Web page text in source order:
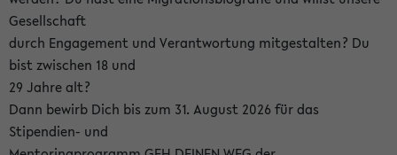
Gesellschaft
durch Engagement und Verantwortung mitgestalten? Du
bist zwischen 18 und
29 Jahre alt?
Dann bewirb Dich bis zum 31. August 2026 für das
Stipendien- und